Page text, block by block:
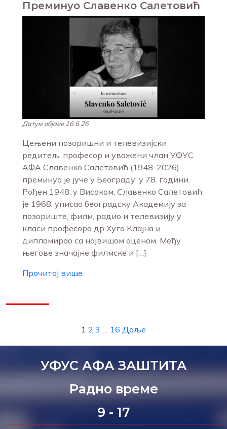
Преминуо Славенко Салетовић
Датум објаве 16.6.26
Цењени позоришни и телевизијски
редитељ, професор и уважени члан УФУС
АФА Славенко Салетовић (1948-2026)
преминуо је јуче у Београду, у 78. години.
Рођен 1948. у Високом, Славенко Салетовић
је 1968. уписао београдску Академију за
позориште, филм, радио и телевизију у
класи професора др Хуга Клајна и
дипломирао са највишом оценом. Међу
његове значајне филмске и […]
Прочитај више
1 2 3 16 Даље
УФУС АФА ЗАШТИТА
Радно време
9 - 17